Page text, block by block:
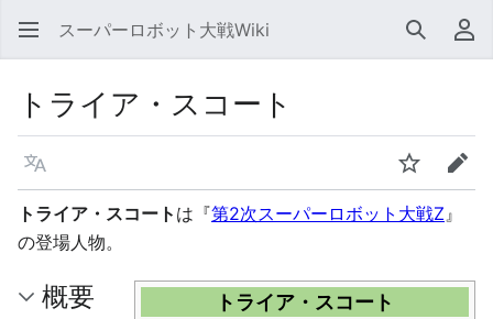
スーパーロボット大戦Wiki 検索 利
トライア・スコート
言語 ウォッチ編集
トライア・スコート は『第2次スーパーロボット大戦Z』
の登場人物。
トライア・スコート
概要